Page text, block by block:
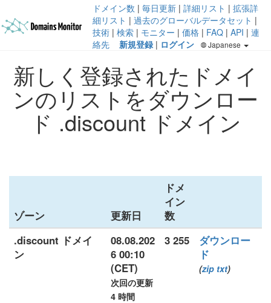
ドメイン数 | 毎日更新 | 詳細リスト | 拡張詳
細リスト | 過去のグローバルデータセット |
技術 | 検索 | モニター | 価格 | FAQ | API | 連
絡先
新規登録 | ログイン Japanese
新しく登録されたドメイ
ンのリストをダウンロー
ド .discount ドメイン
ゾーン 更新日
ドメ
イン
数
.discount ドメイ
ン
08.08.202
6 00:10
(CET)
次回の更新
4 時間
3 255
ダウンロー
ド
(zip txt)